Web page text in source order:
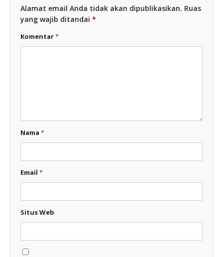
Alamat email Anda tidak akan dipublikasikan. Ruas
yang wajib ditandai *
Komentar*
Nama *
Email *
Situs Web